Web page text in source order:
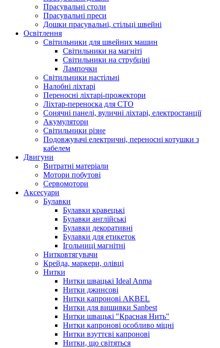
Прасувальні столи
Прасувальні преси
Дошки прасувальні, стільці швейні
Освітлення
Світильники для швейних машин
Світильники на магніті
Світильники на струбціні
Лампочки
Світильники настільні
Налобні ліхтарі
Переносні ліхтарі-прожектори
Ліхтар-переноска для СТО
Сонячні панелі, вуличні ліхтарі, електростанції
Акумулятори
Світильники різне
Подовжувачі електричні, переносні котушки з
кабелем
Двигуни
Витратні матеріали
Мотори побутові
Сервомотори
Аксесуари
Булавки
Булавки кравецькі
Булавки англійські
Булавки декоративні
Булавки для етикеток
Ігольниці магнітні
Нитковтягувачи
Крейда, маркери, олівці
Нитки
Нитки швацькі Ideal Anma
Нитки джинсові
Нитки капронові AKBEL
Нитки для вишивки Sanbest
Нитки швацькі "Красная Нить"
Нитки капронові особливо міцні
Нитки взуттєві капронові
Нитки, що світяться